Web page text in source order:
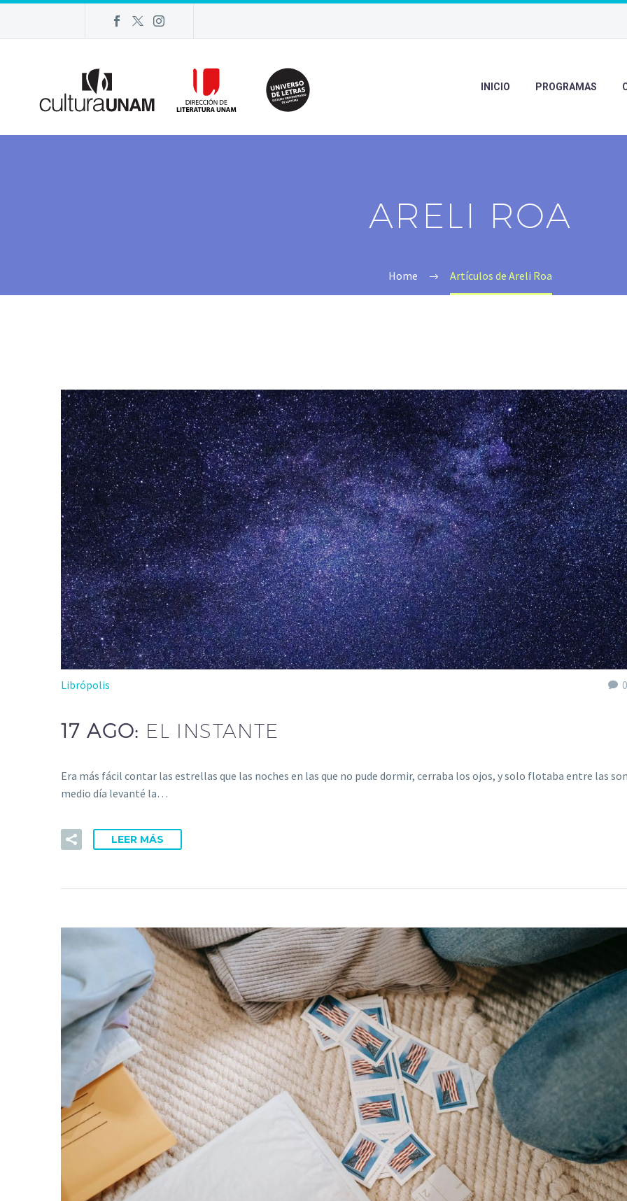
INICIO PROGRAMAS
ARELI ROA
Home Artículos de Areli Roa
0
Librópolis
17 AGO: EL INSTANTE
Era más fácil contar las estrellas que las noches en las que no pude dormir, cerraba los ojos, y solo flotaba entre las
medio día levanté la…
LEER MÁS